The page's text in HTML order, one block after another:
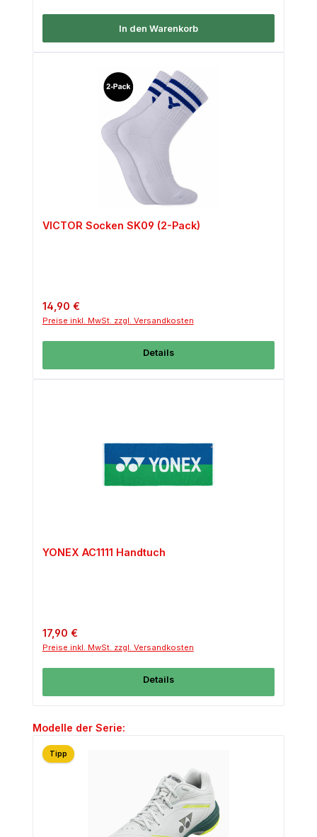
In den Warenkorb
VICTOR Socken SK09 (2-Pack)
Regulärer Preis:
14,90 €
Preise inkl. MwSt. zzgl. Versandkosten
Details
YONEX AC1111 Handtuch
Regulärer Preis:
17,90 €
Preise inkl. MwSt. zzgl. Versandkosten
Details
Produktgalerie überspringen
Modelle der Serie:
Tipp